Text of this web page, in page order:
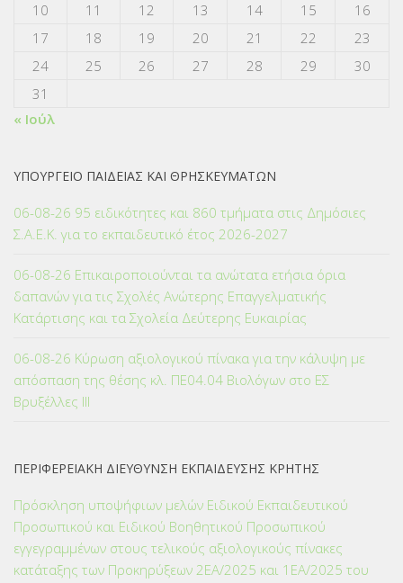
10
11 12 13 14 15
16
17
18 19 20 21 22
23
24
25 26 27 28 29
30
31
« Ιούλ
ΥΠΟΥΡΓΕΙΟ ΠΑΙΔΕΙΑΣ ΚΑΙ ΘΡΗΣΚΕΥΜΑΤΩΝ
06-08-26 95 ειδικότητες και 860 τμήματα στις Δημόσιες
Σ.Α.Ε.Κ. για το εκπαιδευτικό έτος 2026-2027
06-08-26 Επικαιροποιούνται τα ανώτατα ετήσια όρια
δαπανών για τις Σχολές Ανώτερης Επαγγελματικής
Κατάρτισης και τα Σχολεία Δεύτερης Ευκαιρίας
06-08-26 Κύρωση αξιολογικού πίνακα για την κάλυψη με
απόσπαση της θέσης κλ. ΠΕ04.04 Βιολόγων στο ΕΣ
Βρυξέλλες ΙΙΙ
ΠΕΡΙΦΕΡΕΙΑΚΗ ΔΙΕΥΘΥΝΣΗ ΕΚΠΑΙΔΕΥΣΗΣ ΚΡΗΤΗΣ
Πρόσκληση υποψήφιων μελών Ειδικού Εκπαιδευτικού
Προσωπικού και Ειδικού Βοηθητικού Προσωπικού
εγγεγραμμένων στους τελικούς αξιολογικούς πίνακες
κατάταξης των Προκηρύξεων 2ΕΑ/2025 και 1ΕΑ/2025 του